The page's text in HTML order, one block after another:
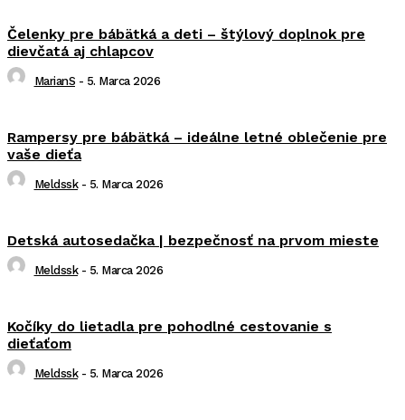
Čelenky pre bábätká a deti – štýlový doplnok pre
dievčatá aj chlapcov
MarianS - 5. Marca 2026
Rampersy pre bábätká – ideálne letné oblečenie pre
vaše dieťa
Meldssk - 5. Marca 2026
Detská autosedačka | bezpečnosť na prvom mieste
Meldssk - 5. Marca 2026
Kočíky do lietadla pre pohodlné cestovanie s
dieťaťom
Meldssk - 5. Marca 2026